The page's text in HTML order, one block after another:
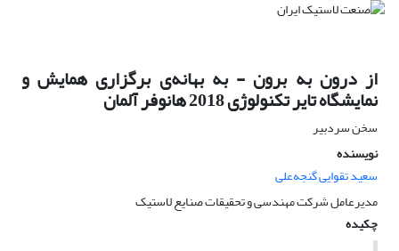
از درون به برون - به بهانه‌ی برگزاری همایش و
نمایشگاه تایر تکنولوژی 2018 هانوفر آلمان
سخن سردبیر
نویسنده
سعید تقوایی گنجه‌علی
مدیرعامل شرکت مهندسی و تحقیقات صنایع لاستیک
چکیده